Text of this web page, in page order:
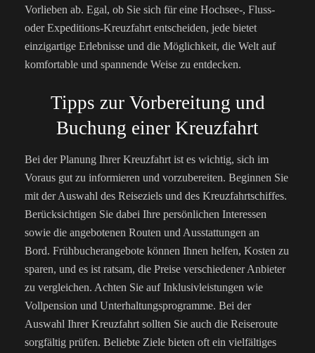
Vorlieben ab. Egal, ob Sie sich für eine Hochsee-, Fluss-
oder Expeditions-Kreuzfahrt entscheiden, jede bietet
einzigartige Erlebnisse und die Möglichkeit, die Welt auf
komfortable und spannende Weise zu entdecken.
Tipps zur Vorbereitung und
Buchung einer Kreuzfahrt
Bei der Planung Ihrer Kreuzfahrt ist es wichtig, sich im
Voraus gut zu informieren und vorzubereiten. Beginnen Sie
mit der Auswahl des Reiseziels und des Kreuzfahrtschiffes.
Berücksichtigen Sie dabei Ihre persönlichen Interessen
sowie die angebotenen Routen und Ausstattungen an
Bord. Frühbucherangebote können Ihnen helfen, Kosten zu
sparen, und es ist ratsam, die Preise verschiedener Anbieter
zu vergleichen. Achten Sie auf Inklusivleistungen wie
Vollpension und Unterhaltungsprogramme. Bei der
Auswahl Ihrer Kreuzfahrt sollten Sie auch die Reiseroute
sorgfältig prüfen. Beliebte Ziele bieten oft ein vielfältiges